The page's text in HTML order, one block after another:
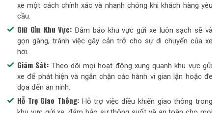
xe một cách chính xác và nhanh chóng khi khách hàng yêu
cầu.
Giữ Gìn Khu Vực: Đảm bảo khu vực gửi xe luôn sạch sẽ và
gọn gàng, tránh việc gây cản trở cho sự di chuyển của xe
hơi.
Giám Sát: Theo dõi mọi hoạt động xung quanh khu vực gửi
xe để phát hiện và ngăn chặn các hành vi gian lận hoặc đe
dọa đến an ninh.
Hỗ Trợ Giao Thông:Hỗ trợ việc điều khiển giao thông trong